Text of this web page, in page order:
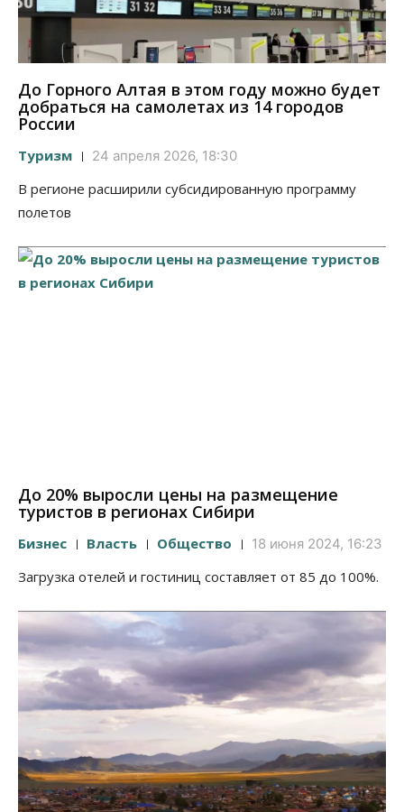
До Горного Алтая в этом году можно будет
добраться на самолетах из 14 городов
России
Туризм 24 апреля 2026, 18:30
В регионе расширили субсидированную программу
полетов
До 20% выросли цены на размещение
туристов в регионах Сибири
Бизнес Власть Общество 18 июня 2024, 16:23
Загрузка отелей и гостиниц составляет от 85 до 100%.